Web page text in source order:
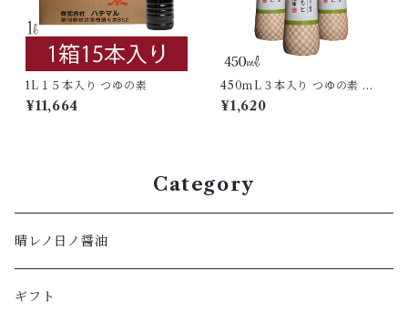
1L１５本入り つゆの素
¥11,664
450ｍL３本入り つゆの素 密
封ボトル
¥1,620
Category
晴レノ日ノ醤油
ギフト